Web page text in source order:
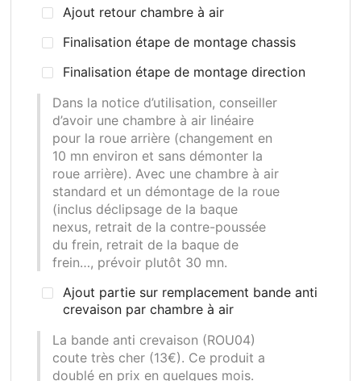
Ajout retour chambre à air
Finalisation étape de montage chassis
Finalisation étape de montage direction
Dans la notice d’utilisation, conseiller
d’avoir une chambre à air linéaire
pour la roue arrière (changement en
10 mn environ et sans démonter la
roue arrière). Avec une chambre à air
standard et un démontage de la roue
(inclus déclipsage de la baque
nexus, retrait de la contre-poussée
du frein, retrait de la baque de
frein…, prévoir plutôt 30 mn.
Ajout partie sur remplacement bande anti
crevaison par chambre à air
La bande anti crevaison (ROU04)
coute très cher (13€). Ce produit a
doublé en prix en quelques mois.